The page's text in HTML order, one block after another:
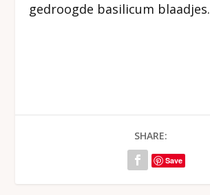
gedroogde basilicum blaadjes.
SHARE:
Save